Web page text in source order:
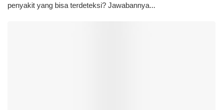
penyakit yang bisa terdeteksi? Jawabannya...